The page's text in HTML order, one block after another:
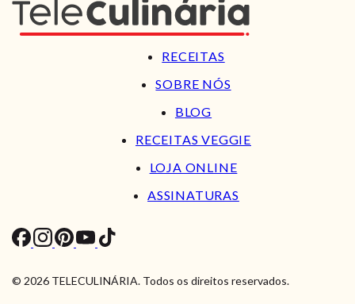
RECEITAS
SOBRE NÓS
BLOG
RECEITAS VEGGIE
LOJA ONLINE
ASSINATURAS
© 2026 TELECULINÁRIA. Todos os direitos reservados.